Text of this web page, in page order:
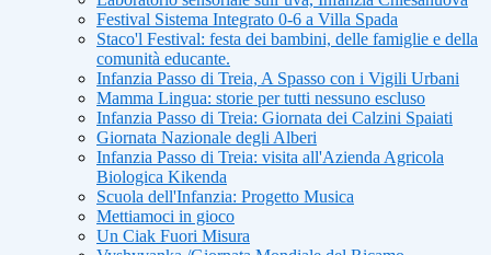
Festival Sistema Integrato 0-6 a Villa Spada
Staco'l Festival: festa dei bambini, delle famiglie e della
comunità educante.
Infanzia Passo di Treia, A Spasso con i Vigili Urbani
Mamma Lingua: storie per tutti nessuno escluso
Infanzia Passo di Treia: Giornata dei Calzini Spaiati
Giornata Nazionale degli Alberi
Infanzia Passo di Treia: visita all'Azienda Agricola
Biologica Kikenda
Scuola dell'Infanzia: Progetto Musica
Mettiamoci in gioco
Un Ciak Fuori Misura